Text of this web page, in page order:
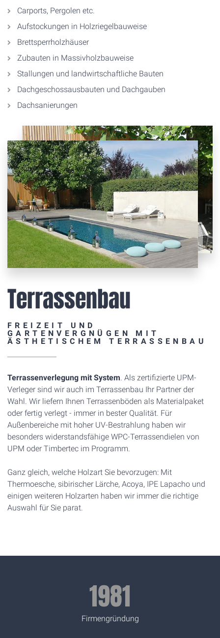
Carports, Pergolen etc.
Aufstockungen in Holzriegelbauweise
Brettsperrholzhäuser
Zubauten in Massivholzbauweise
Stallungen und landwirtschaftliche Bauten
Dachgeschossausbauten und Dachgauben
Dachsanierungen
Terrassenbau
FREIZEIT UND
GARTENVERGNÜGEN MIT
ÄSTHETISCHEM TERRASSENBAU
Terrassenverlegung mit System . Als zertifizierte UPM-
Verleger sind wir auch im Terrassenbau Ihr Partner der
Wahl. Wir liefern Ihnen Terrassenböden als Materialpaket
oder fertig verlegt - immer in bester Qualität. Für
Außenbereiche mit hoher UV-Bestrahlung haben wir
besonders widerstandsfähige WPC-Terrassendielen von
UPM oder Timbertec im Programm.
Ganz gleich, welche Holzart Sie bevorzugen: Mit
Thermoesche, sibirischer Lärche, Acoya, IPE Lapacho und
einigen weiteren Holzarten haben wir immer die richtige
Auswahl für Sie parat.
1981
Firmengründung